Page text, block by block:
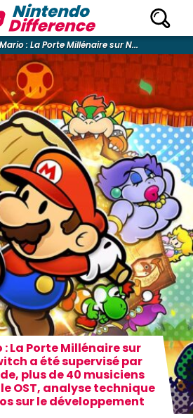
: La Porte Millénaire sur N...
: La Porte Millénaire sur
a été supervisé par
plus de 40 musiciens
OST, analyse technique
sur le développement